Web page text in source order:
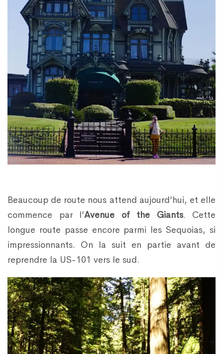
Beaucoup de route nous attend aujourd’hui, et elle
commence par l’Avenue of the Giants. Cette
longue route passe encore parmi les Sequoias, si
impressionnants. On la suit en partie avant de
reprendre la US-101 vers le sud.